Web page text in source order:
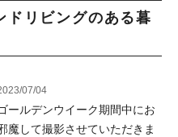
ドリビングのある暮
07/04
ールデンウイーク期間中にお
魔して撮影させていただきま